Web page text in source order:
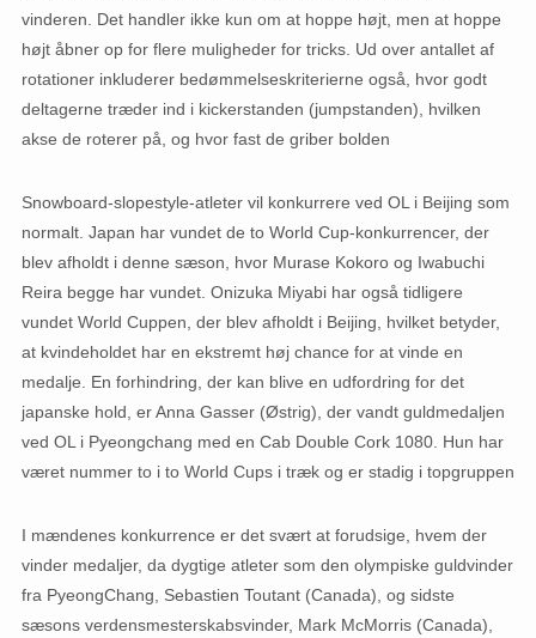
vinderen. Det handler ikke kun om at hoppe højt, men at hoppe
højt åbner op for flere muligheder for tricks. Ud over antallet af
rotationer inkluderer bedømmelseskriterierne også, hvor godt
deltagerne træder ind i kickerstanden (jumpstanden), hvilken
akse de roterer på, og hvor fast de griber bolden
Snowboard-slopestyle-atleter vil konkurrere ved OL i Beijing som
normalt. Japan har vundet de to World Cup-konkurrencer, der
blev afholdt i denne sæson, hvor Murase Kokoro og Iwabuchi
Reira begge har vundet. Onizuka Miyabi har også tidligere
vundet World Cuppen, der blev afholdt i Beijing, hvilket betyder,
at kvindeholdet har en ekstremt høj chance for at vinde en
medalje. En forhindring, der kan blive en udfordring for det
japanske hold, er Anna Gasser (Østrig), der vandt guldmedaljen
ved OL i Pyeongchang med en Cab Double Cork 1080. Hun har
været nummer to i to World Cups i træk og er stadig i topgruppen
I mændenes konkurrence er det svært at forudsige, hvem der
vinder medaljer, da dygtige atleter som den olympiske guldvinder
fra PyeongChang, Sebastien Toutant (Canada), og sidste
sæsons verdensmesterskabsvinder, Mark McMorris (Canada),